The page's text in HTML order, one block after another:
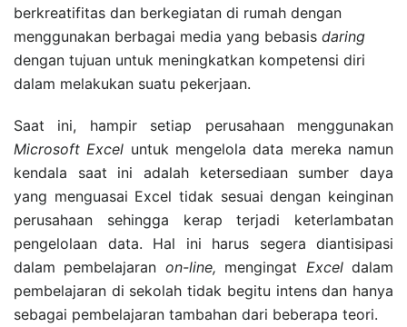
berkreatifitas dan berkegiatan di rumah dengan
menggunakan berbagai media yang bebasis daring
dengan tujuan untuk meningkatkan kompetensi diri
dalam melakukan suatu pekerjaan.
Saat ini, hampir setiap perusahaan menggunakan
Microsoft Excel untuk mengelola data mereka namun
kendala saat ini adalah ketersediaan sumber daya
yang menguasai Excel tidak sesuai dengan keinginan
perusahaan sehingga kerap terjadi keterlambatan
pengelolaan data. Hal ini harus segera diantisipasi
dalam pembelajaran on-line, mengingat Exceldalam
pembelajaran di sekolah tidak begitu intens dan hanya
sebagai pembelajaran tambahan dari beberapa teori.